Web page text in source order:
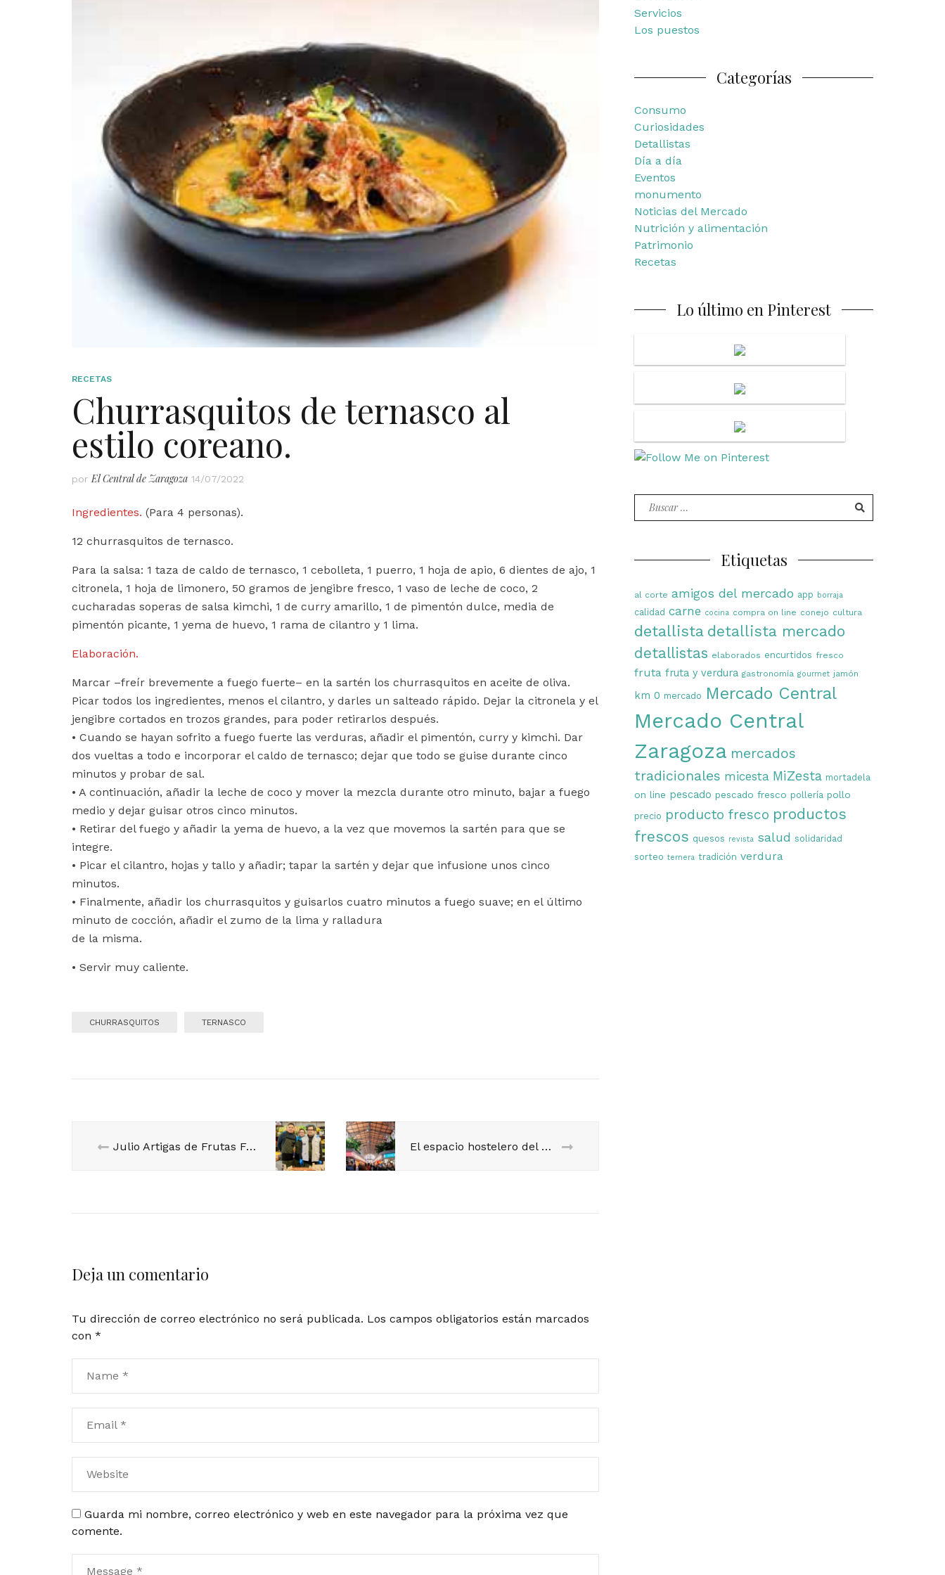
RECETAS
Churrasquitos de ternasco al
estilo coreano.
porEl Central de Zaragoza 14/07/2022
Ingredientes. (Para 4 personas).
12 churrasquitos de ternasco.
Para la salsa: 1 taza de caldo de ternasco, 1 cebolleta, 1 puerro, 1 hoja de apio, 6 dientes de ajo, 1
citronela, 1 hoja de limonero, 50 gramos de jengibre fresco, 1 vaso de leche de coco, 2
cucharadas soperas de salsa kimchi, 1 de curry amarillo, 1 de pimentón dulce, media de
pimentón picante, 1 yema de huevo, 1 rama de cilantro y 1 lima.
Elaboración.
Marcar –freír brevemente a fuego fuerte– en la sartén los churrasquitos en aceite de oliva.
Picar todos los ingredientes, menos el cilantro, y darles un salteado rápido. Dejar la citronela y el
jengibre cortados en trozos grandes, para poder retirarlos después.
• Cuando se hayan sofrito a fuego fuerte las verduras, añadir el pimentón, curry y kimchi. Dar
dos vueltas a todo e incorporar el caldo de ternasco; dejar que todo se guise durante cinco
minutos y probar de sal.
• A continuación, añadir la leche de coco y mover la mezcla durante otro minuto, bajar a fuego
medio y dejar guisar otros cinco minutos.
• Retirar del fuego y añadir la yema de huevo, a la vez que movemos la sartén para que se
integre.
• Picar el cilantro, hojas y tallo y añadir; tapar la sartén y dejar que infusione unos cinco
minutos.
• Finalmente, añadir los churrasquitos y guisarlos cuatro minutos a fuego suave; en el último
minuto de cocción, añadir el zumo de la lima y ralladura
de la misma.
• Servir muy caliente.
CHURRASQUITOS TERNASCO
Julio Artigas de Frutas Furruchagas. Puestos 57 y 58 El espacio hostelero del mercado vuelve a «velocidad de crucero».
Deja un comentario
Tu dirección de correo electrónico no será publicada. Los campos obligatorios están marcados
con *
Guarda mi nombre, correo electrónico y web en este navegador para la próxima vez que
comente.
Servicios
Los puestos
Categorías
Consumo
Curiosidades
Detallistas
Día a día
Eventos
monumento
Noticias del Mercado
Nutrición y alimentación
Patrimonio
Recetas
Lo último en Pinterest
Buscar
por:
Etiquetas
al corte amigos del mercado app borraja
calidad carne cocina compra on line conejo cultura
detallista detallista mercado
detallistas elaborados encurtidos fresco
fruta fruta y verdura gastronomía gourmet jamón
km 0 mercado Mercado Central
Mercado Central
Zaragoza mercados
tradicionales micesta MiZesta mortadela
on line pescado pescado fresco pollería pollo
precio producto fresco productos
frescos quesos revista salud solidaridad
sorteo ternera tradición verdura